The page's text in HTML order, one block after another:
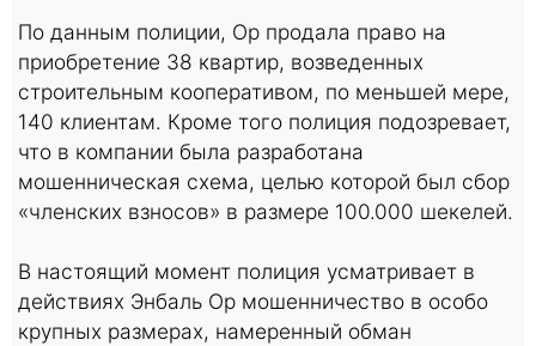
По данным полиции, Ор продала право на
приобретение 38 квартир, возведенных
строительным кооперативом, по меньшей мере,
140 клиентам. Кроме того полиция подозревает,
что в компании была разработана
мошенническая схема, целью которой был сбор
«членских взносов» в размере 100.000 шекелей.
В настоящий момент полиция усматривает в
действиях Энбаль Ор мошенничество в особо
крупных размерах, намеренный обман